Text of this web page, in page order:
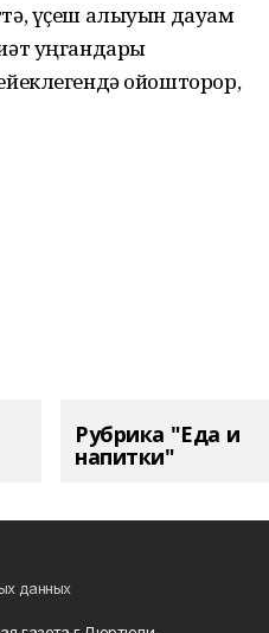
үҫеш алыуын дауам
уңгандары
ойошторор,
Рубрика "Еда и
напитки"
данных